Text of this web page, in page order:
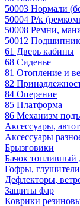
50003 Нормали
50004 Р/к
50008 Ремни,
50012
61 Дверь кабины
68 Сиденье
81 Отопление и
82
84 Оперение
85 Платформа
86 Механизм
Аксессуары,
Аксессуары
Брызговики
Бачок топливный
Гофры, глушители
Дефлекторы,
Защиты фар
Коврики